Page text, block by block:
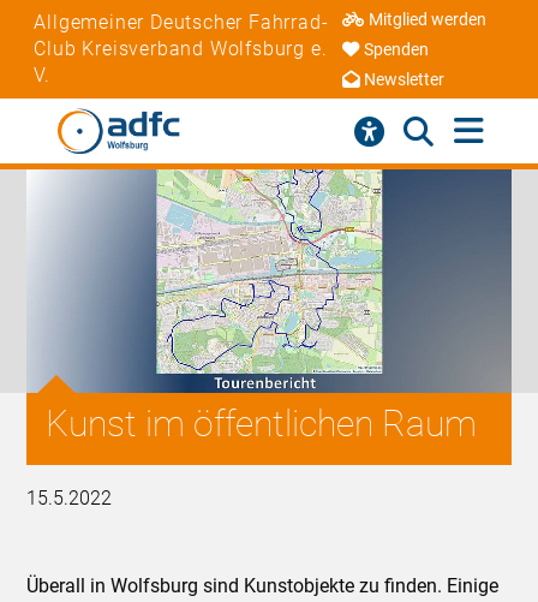
Allgemeiner Deutscher Fahrrad-
Club Kreisverband Wolfsburg e.
V.
Mitglied werden
Spenden
Newsletter
Kunst im öffentlichen Raum
15.5.2022
Überall in Wolfsburg sind Kunstobjekte zu finden. Einige